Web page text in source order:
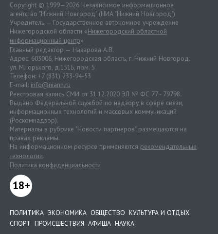
Copyright © 1999—2026 Независимое информационное
агентство "Нижний Новгород" (НИА "Нижний Новгород")
Учредитель — Государственное автономное учреждение
Нижегородской области «Нижегородский областной
информационный центр»
Главный редактор — Назарова А.В.
Адрес: 603006, Нижегородская область, г. Нижний Новгород.
ул. М.Горького, д.151Б, пом. 5
Телефон: +7 (831) 233-94-53
E-mail: info@niann.ru
Реестровая запись СМИ от 31.12.2020 ЭЛ № ФС 77 - 79798.
Выдано Федеральной службой по надзору в сфере связи,
информационных технологий и массовых коммуникаций
(Роскомнадзор).
Материалы в рубрике "Новости партнеров" размещаются на
правах рекламы.
На информационном ресурсе применяются рекомендательные
технологии.
Политика конфиденциальности
18+
ПОЛИТИКА ЭКОНОМИКА ОБЩЕСТВО КУЛЬТУРА И ОТДЫХ
СПОРТ ПРОИСШЕСТВИЯ АФИША НАУКА